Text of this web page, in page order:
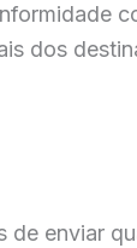
dos
enviar